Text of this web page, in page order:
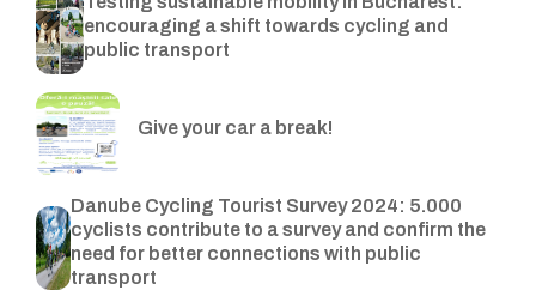
encouraging a shift towards cycling and
public transport
Give your car a break!
Danube Cycling Tourist Survey 2024: 5.000
cyclists contribute to a survey and confirm the
need for better connections with public
transport